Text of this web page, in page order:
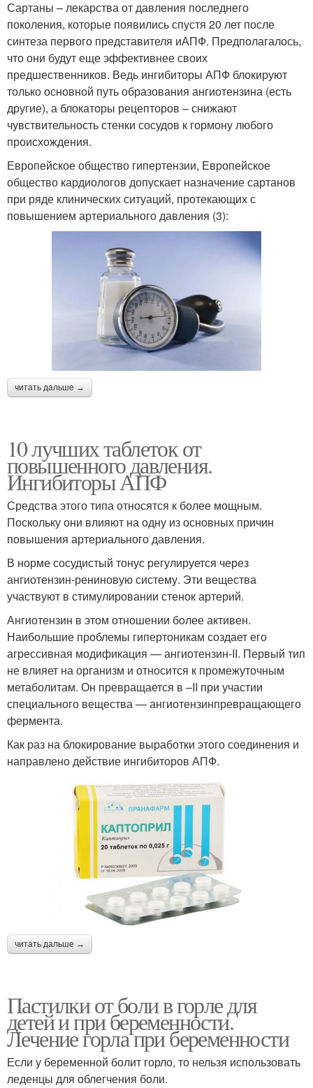
Сартаны – лекарства от давления последнего
поколения, которые появились спустя 20 лет после
синтеза первого представителя иАПФ. Предполагалось,
что они будут еще эффективнее своих
предшественников. Ведь ингибиторы АПФ блокируют
только основной путь образования ангиотензина (есть
другие), а блокаторы рецепторов – снижают
чувствительность стенки сосудов к гормону любого
происхождения.
Европейское общество гипертензии, Европейское
общество кардиологов допускает назначение сартанов
при ряде клинических ситуаций, протекающих с
повышением артериального давления (3):
читать дальше →
10 лучших таблеток от
повышенного давления.
Ингибиторы АПФ
Средства этого типа относятся к более мощным.
Поскольку они влияют на одну из основных причин
повышения артериального давления.
В норме сосудистый тонус регулируется через
ангиотензин-рениновую систему. Эти вещества
участвуют в стимулировании стенок артерий.
Ангиотензин в этом отношении более активен.
Наибольшие проблемы гипертоникам создает его
агрессивная модификация — ангиотензин-II. Первый тип
не влияет на организм и относится к промежуточным
метаболитам. Он превращается в –II при участии
специального вещества — ангиотензинпревращающего
фермента.
Как раз на блокирование выработки этого соединения и
направлено действие ингибиторов АПФ.
читать дальше →
Пастилки от боли в горле для
детей и при беременности.
Лечение горла при беременности
Если у беременной болит горло, то нельзя использовать
леденцы для облегчения боли.